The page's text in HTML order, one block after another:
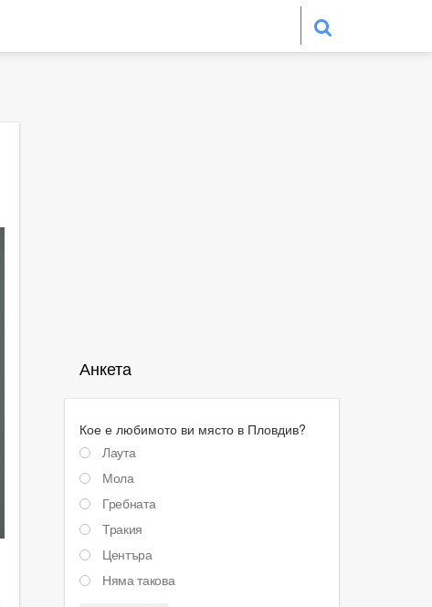
Анкета
Кое е любимото ви място в Пловдив?
Лаута
Мола
Гребната
Тракия
Центъра
Няма такова